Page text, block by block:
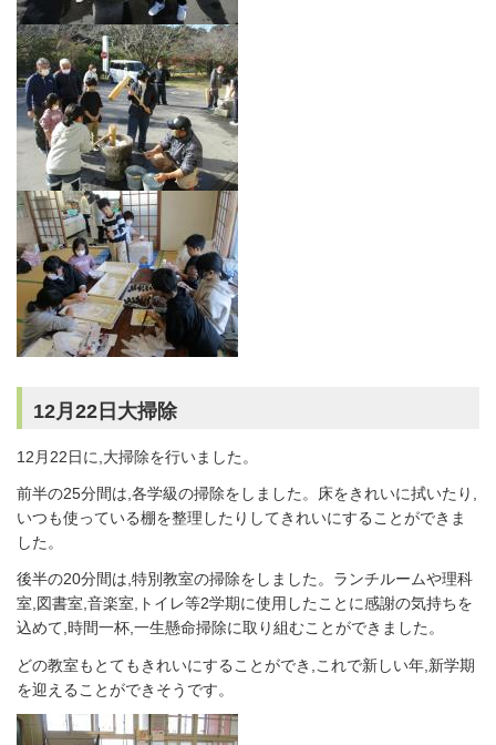
12月22日大掃除
12月22日に,大掃除を行いました。
前半の25分間は,各学級の掃除をしました。床をきれいに拭いたり,
いつも使っている棚を整理したりしてきれいにすることができま
した。
後半の20分間は,特別教室の掃除をしました。ランチルームや理科
室,図書室,音楽室,トイレ等2学期に使用したことに感謝の気持ちを
込めて,時間一杯,一生懸命掃除に取り組むことができました。
どの教室もとてもきれいにすることができ,これで新しい年,新学期
を迎えることができそうです。